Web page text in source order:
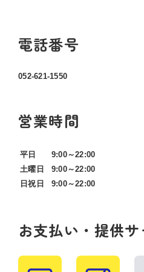
電話番号
052-621-1550
営業時間
平日
9:00～22:00
土曜日
9:00～22:00
日祝日
9:00～22:00
お支払い・提供